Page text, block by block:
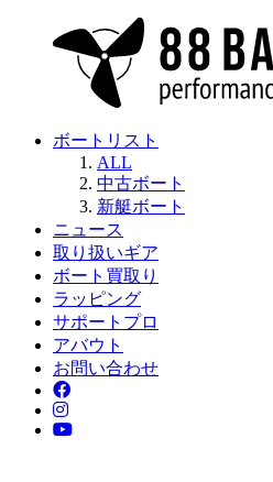
ボートリスト
ALL
中古ボート
新艇ボート
ニュース
取り扱いギア
ボート買取り
ラッピング
サポートプロ
アバウト
お問い合わせ